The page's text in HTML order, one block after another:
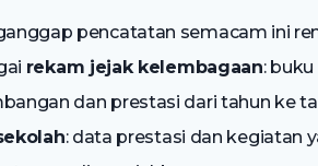
pencatatan semacam ini
rekam jejak kelembagaan:
dan prestasi dari tahun ke
: data prestasi dan kegiatan